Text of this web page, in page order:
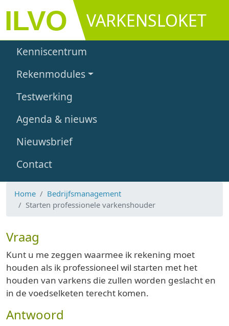
Overslaan en naar de inhoud gaan
VARKENSLOKET
Main navigation
Kenniscentrum
Rekenmodules
Testwerking
Agenda & nieuws
Nieuwsbrief
Contact
Home
Bedrijfsmanagement
Starten professionele varkenshouder
Vraag
Kunt u me zeggen waarmee ik rekening moet
houden als ik professioneel wil starten met het
houden van varkens die zullen worden geslacht en
in de voedselketen terecht komen.
Antwoord